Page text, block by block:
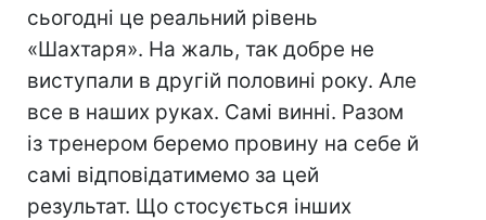
сьогодні це реальний рівень
«Шахтаря». На жаль, так добре не
виступали в другій половині року. Але
все в наших руках. Самі винні. Разом
із тренером беремо провину на себе й
самі відповідатимемо за цей
результат. Що стосується інших